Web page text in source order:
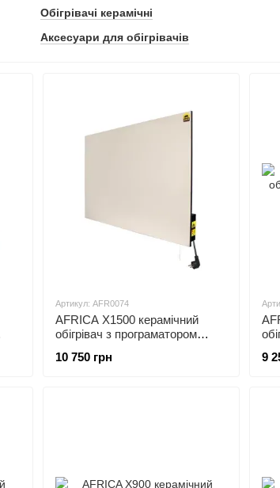
Обігрівачі керамічні
Аксесуари для обігрівачів
Артикул: AFR0074
AFRICA X1500 керамічний
обігрівач з програматором
10 750 грн 9